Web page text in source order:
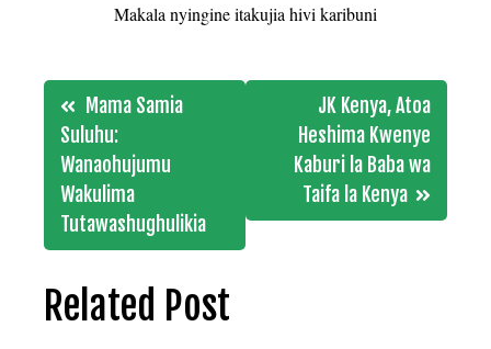
Makala nyingine itakujia hivi karibuni
Post
navigation
Mama Samia
Suluhu:
Wanaohujumu
Wakulima
Tutawashughulikia
JK Kenya, Atoa
Heshima Kwenye
Kaburi la Baba wa
Taifa la Kenya
Related Post